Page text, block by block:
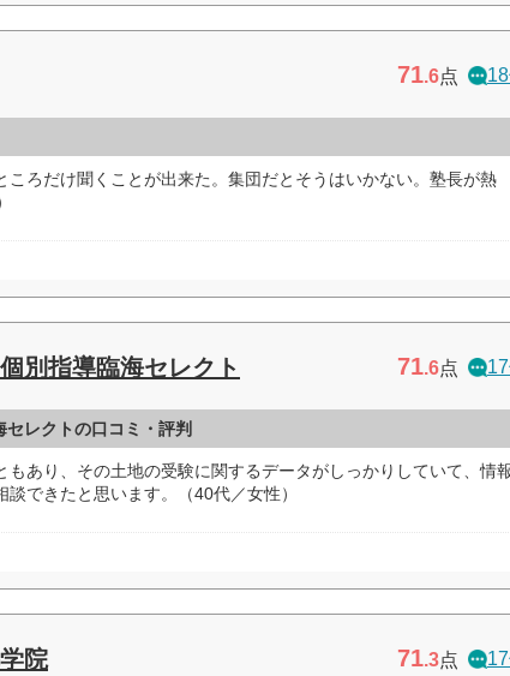
71.6点
ころだけ聞くことが出来た。集団だとそうはいかない。塾長が熱
別指導臨海セレクト 71.6点
レクトの口コミ・評判
もあり、その土地の受験に関するデータがしっかりしていて、情
談できたと思います。（40代／女性）
院 71.3点